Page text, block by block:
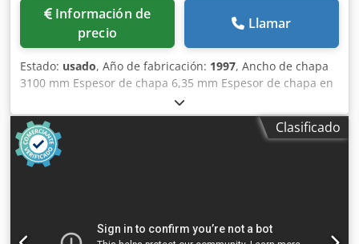
Información de
precio
Llamar
Estado: usado, Año de fabricación: 1997, Ancho de chapa
3100 mm Espesor de chapa 6,35 mm Espesor de chapa en
acero inoxidable 4,00 mm Ángulo de corte 0,5 - 2,5 ° Ajuste
de la holgura de corte 0,05 - 0,8 mm Número de ciclos 12 -
50 ciclos/min Tope trasero - ajustable 1000 mm Control
DELEM DAC 360 Capacidad de aceite 120 ltr. Potencia del
motor 9,5 kW Peso 7000 kg Dimensiones L-A-H 3950 x 1950
electrohidráulica - Unidad de control CNC DELEM tipo DAC
Clasificado